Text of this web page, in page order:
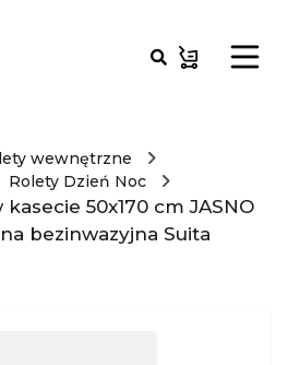
wewnętrzne
Rolety Dzień Noc
50x170 cm JASNO
bezinwazyjna Suita